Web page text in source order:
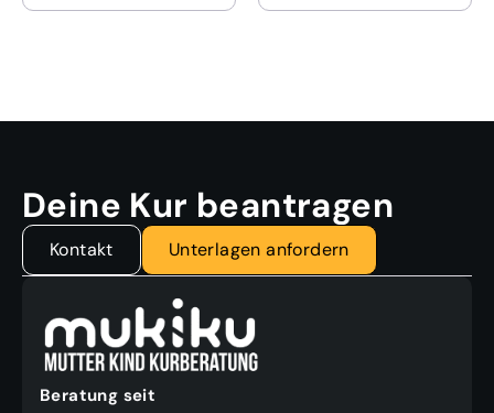
Deine Kur beantragen
Kontakt Unterlagen anfordern
Beratung seit